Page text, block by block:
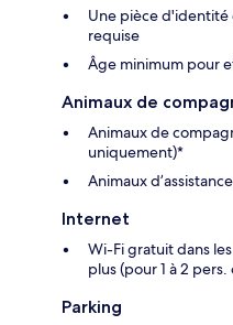
Une pièce
requise
Âge minimum pour
Animaux de
Animaux de
uniquement)*
Animaux
Internet
Wi-Fi gratuit dans
plus (pour 1 à 2 pers.
Parking